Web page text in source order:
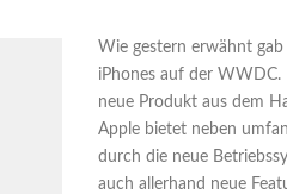
Wie gestern erwähnt
iPhones auf der
neue Produkt aus dem
Apple bietet neben
durch die neue
auch allerhand neue